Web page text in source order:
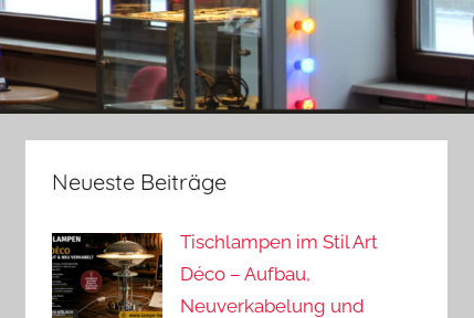
Neueste Beiträge
Tischlampen im Stil Art
Déco – Aufbau,
Neuverkabelung und